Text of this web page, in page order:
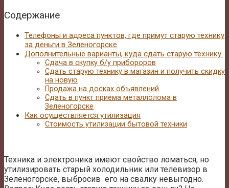
Содержание
Телефоны и адреса пунктов, где примут старую технику
за деньги в Зеленогорске
Дополнительные варианты, куда сдать старую технику.
Сдача в скупку б/у прибороров
Сдать старую технику в магазин и получить скидку
на новую
Продажа на досках объявлений
Сдать в пункт приема металлолома в
Зеленогорске
Как осуществляется утилизация
Стоимость утилизации бытовой техники
Техника и электроника имеют свойство ломаться, но
утилизировать старый холодильник или телевизор в
Зеленогорске, выбросив его на свалку невыгодно.